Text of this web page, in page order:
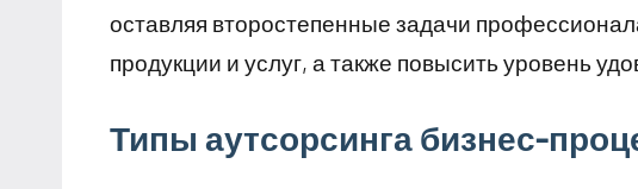
оставляя второстепенные задачи
продукции и услуг, а также повысить уровень
Типы аутсорсинга бизнес-